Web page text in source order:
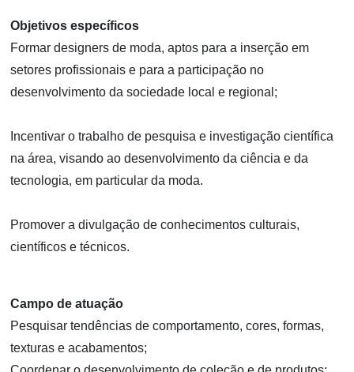
Objetivos específicos
Formar designers de moda, aptos para a inserção em
setores profissionais e para a participação no
desenvolvimento da sociedade local e regional;
Incentivar o trabalho de pesquisa e investigação científica
na área, visando ao desenvolvimento da ciência e da
tecnologia, em particular da moda.
Promover a divulgação de conhecimentos culturais,
científicos e técnicos.
Campo de atuação
Pesquisar tendências de comportamento, cores, formas,
texturas e acabamentos;